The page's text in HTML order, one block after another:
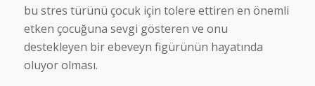
bu stres türünü çocuk için tolere ettiren en önemli
etken çocuğuna sevgi gösteren ve onu
destekleyen bir ebeveyn figürünün hayatında
oluyor olması.